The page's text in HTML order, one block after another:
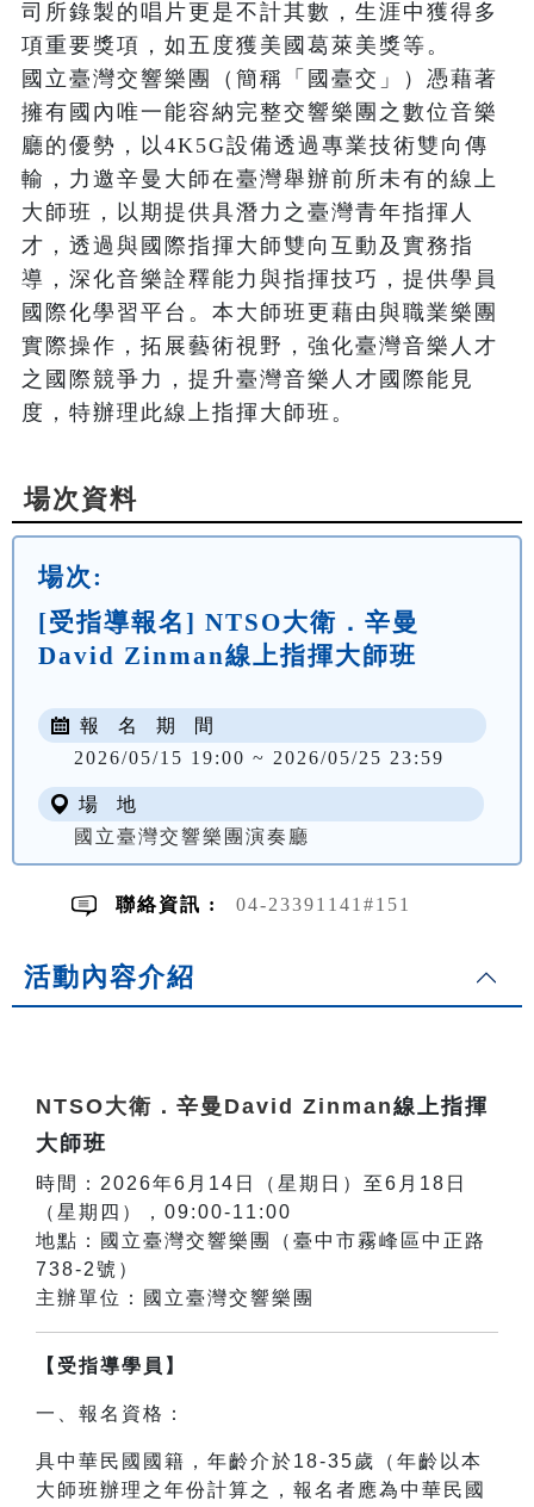
司所錄製的唱片更是不計其數，生涯中獲得多
項重要獎項，如五度獲美國葛萊美獎等。
國立臺灣交響樂團（簡稱「國臺交」）憑藉著
擁有國內唯一能容納完整交響樂團之數位音樂
廳的優勢，以4K5G設備透過專業技術雙向傳
輸，力邀辛曼大師在臺灣舉辦前所未有的線上
大師班，以期提供具潛力之臺灣青年指揮人
才，透過與國際指揮大師雙向互動及實務指
導，深化音樂詮釋能力與指揮技巧，提供學員
國際化學習平台。本大師班更藉由與職業樂團
實際操作，拓展藝術視野，強化臺灣音樂人才
之國際競爭力，提升臺灣音樂人才國際能見
度，特辦理此線上指揮大師班。
場次資料
場次:
[受指導報名] NTSO大衛．辛曼
David Zinman線上指揮大師班
報 名 期 間
2026/05/15 19:00 ~ 2026/05/25 23:59
場 地
國立臺灣交響樂團演奏廳
聯絡資訊 : 04-23391141#151
活動內容介紹
NTSO大衛．辛曼David Zinman線上指揮
大師班
時間：2026年6月14日（星期日）至6月18日
（星期四），09:00-11:00
地點：國立臺灣交響樂團（臺中市霧峰區中正路
738-2號）
主辦單位：國立臺灣交響樂團
【受指導學員】
一、報名資格：
具中華民國國籍，年齡介於18-35歲（年齡以本
大師班辦理之年份計算之，報名者應為中華民國